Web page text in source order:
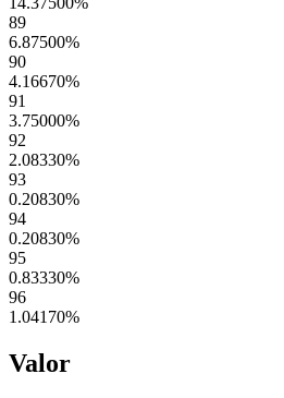
89
6.87500%
90
4.16670%
91
3.75000%
92
2.08330%
93
0.20830%
94
0.20830%
95
0.83330%
96
1.04170%
Valor